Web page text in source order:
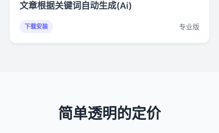
文章根据关键词自动生成(Ai)
下载安装 专业版
简单透明的定价